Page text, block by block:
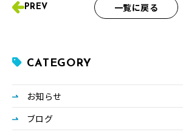
PREV 一覧に戻る
CATEGORY
お知らせ
ブログ